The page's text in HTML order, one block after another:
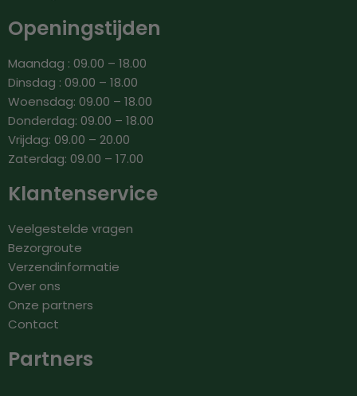
Openingstijden
Maandag : 09.00 – 18.00
Dinsdag : 09.00 – 18.00
Woensdag: 09.00 – 18.00
Donderdag: 09.00 – 18.00
Vrijdag: 09.00 – 20.00
Zaterdag: 09.00 – 17.00
Klantenservice
Veelgestelde vragen
Bezorgroute
Verzendinformatie
Over ons
Onze partners
Contact
Partners